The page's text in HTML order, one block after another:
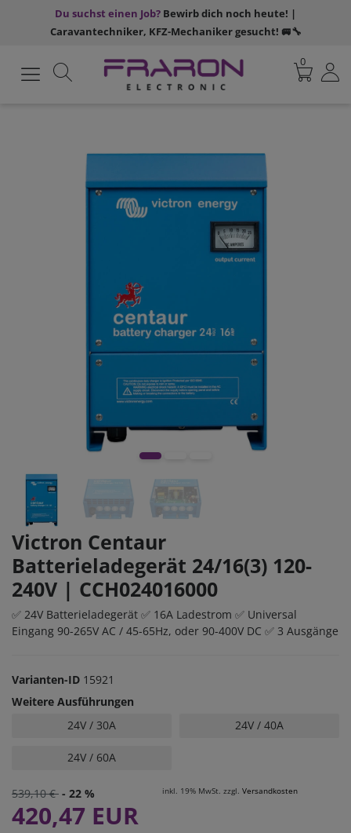
Du suchst einen Job? Bewirb dich noch heute! |
Caravantechniker, KFZ-Mechaniker gesucht! 🚐🔧
0
Victron Centaur
Batterieladegerät 24/16(3) 120-
240V | CCH024016000
✅ 24V Batterieladegerät ✅ 16A Ladestrom ✅ Universal
Eingang 90-265V AC / 45-65Hz, oder 90-400V DC ✅ 3 Ausgänge
Varianten-ID 15921
Weitere Ausführungen
24V / 30A
24V / 40A
24V / 60A
539,10 € - 22 %
420,47 EUR
inkl. 19% MwSt. zzgl. Versandkosten